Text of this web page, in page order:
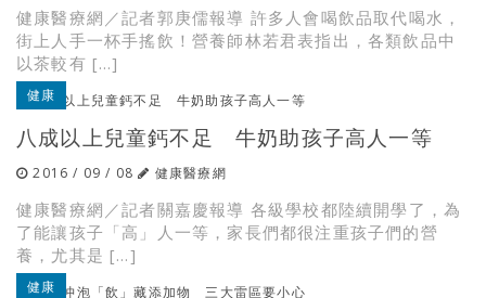
健康醫療網／記者郭庚儒報導 許多人會喝飲品取代喝水，
街上人手一杯手搖飲！營養師林若君表指出，各類飲品中
以茶較有 […]
健康
八成以上兒童鈣不足 牛奶助孩子高人一等
2016 / 09 / 08 健康醫療網
健康醫療網／記者關嘉慶報導 各級學校都陸續開學了，為
了能讓孩子「高」人一等，家長們都很注重孩子們的營
養，尤其是 […]
健康